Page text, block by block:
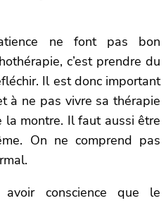
ne font pas bon
c’est prendre du
Il est donc important
à ne pas vivre sa thérapie
la montre. Il faut aussi être
On ne comprend pas
conscience que le